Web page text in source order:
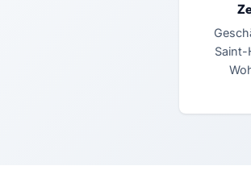
Saint-